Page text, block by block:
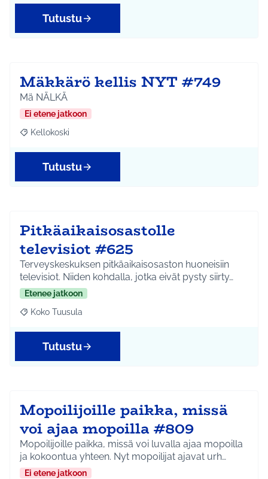
Tutustu
Mäkkärö kellis NYT #749
Mä NÄLKÄ
Ei etene jatkoon
Rajaa tulokset aihepiirin mukaan: Kellokoski
Kellokoski
Tutustu
Pitkäaikaisosastolle
televisiot #625
Terveyskeskuksen pitkäaikaisosaston huoneisiin
televisiot. Niiden kohdalla, jotka eivät pysty siirty…
Etenee jatkoon
Rajaa tulokset aihepiirin mukaan: Koko Tuusula
Koko Tuusula
Tutustu
Mopoilijoille paikka, missä
voi ajaa mopoilla #809
Mopoilijoille paikka, missä voi luvalla ajaa mopoilla
ja kokoontua yhteen. Nyt mopoilijat ajavat urh…
Ei etene jatkoon